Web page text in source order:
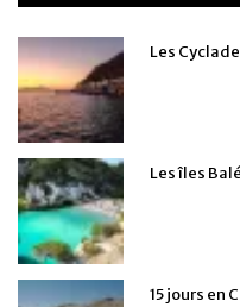
Les
Les îles
15 jours en